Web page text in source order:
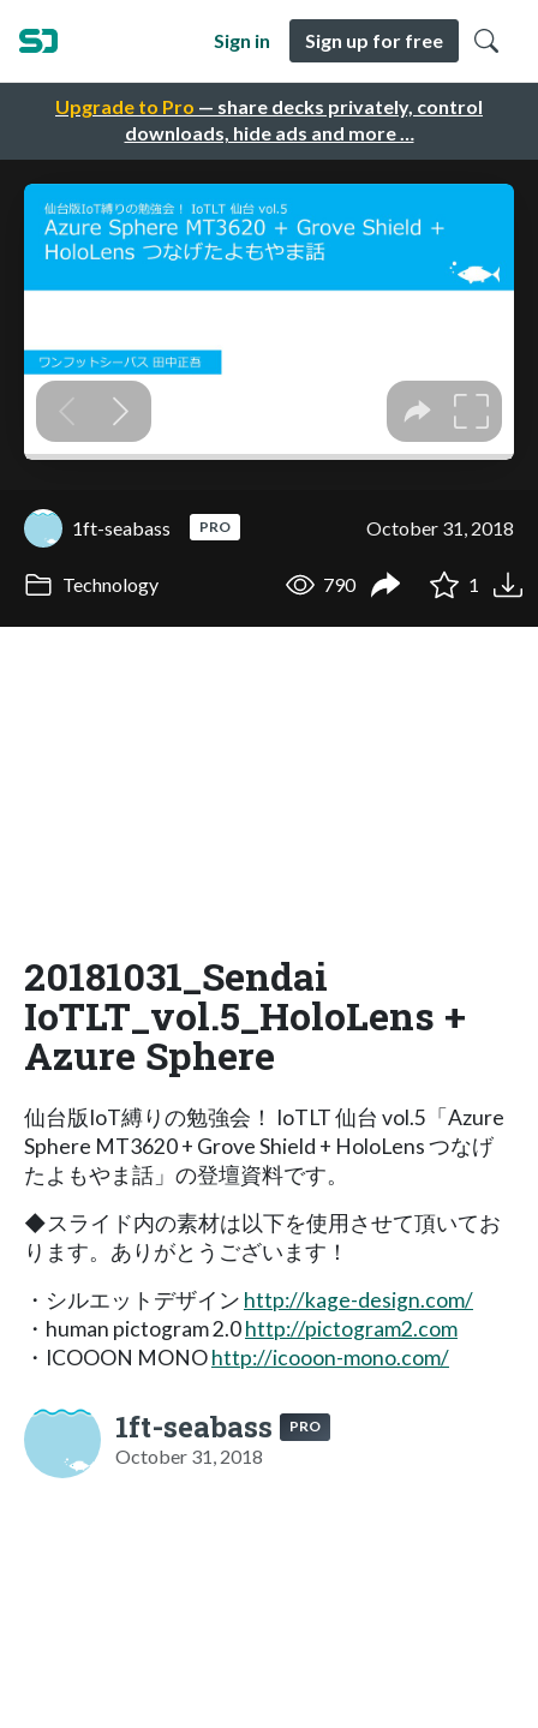
Upgrade to Pro — share decks privately, control
downloads, hide ads and more …
Sign in Sign up for free
1ft-seabass PRO October 31, 2018
Technology 790 1
20181031_Sendai
IoTLT_vol.5_HoloLens +
Azure Sphere
仙台版IoT縛りの勉強会！ IoTLT 仙台 vol.5「Azure
Sphere MT3620 + Grove Shield + HoloLens つなげ
たよもやま話」の登壇資料です。
◆スライド内の素材は以下を使用させて頂いてお
ります。ありがとうございます！
・シルエットデザイン http://kage-design.com/
・human pictogram 2.0http://pictogram2.com
・ICOOON MONOhttp://icooon-mono.com/
1ft-seabass PRO
October 31, 2018